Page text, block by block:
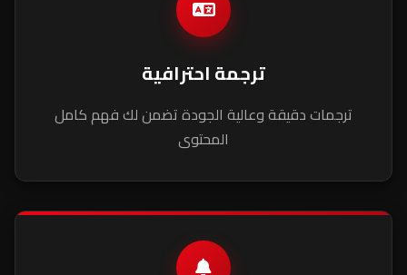
ترجمة احترافية
ترجمات دقيقة وعالية الجودة تضمن لك فهم كامل
المحتوى